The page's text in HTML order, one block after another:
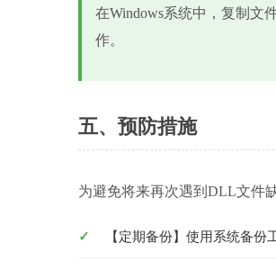
在Windows系统中，复制文
作。
五、预防措施
为避免将来再次遇到DLL文件
【定期备份】使用系统备